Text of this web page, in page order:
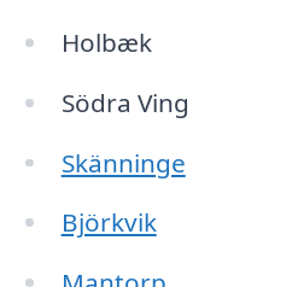
Holbæk
Södra Ving
Skänninge
Björkvik